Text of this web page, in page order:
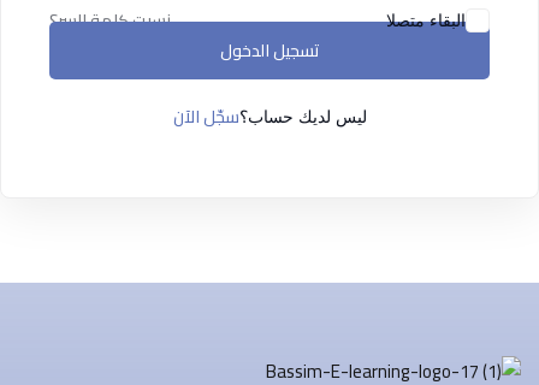
البقاء متصلا
نسيت كلمة السر؟
تسجيل الدخول
ليس لديك حساب؟سجّل الآن
التسجيل الآن
ليس لديك حساب ؟تسجيل الدخول